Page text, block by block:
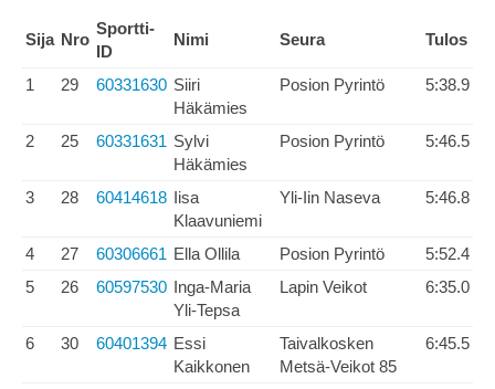
Sija Nro
Sportti-
ID
Nimi Seura Tulos
1 29 60331630 Siiri
Häkämies
Posion Pyrintö 5:38.9
2 25 60331631 Sylvi
Häkämies
Posion Pyrintö 5:46.5
3 28 60414618 Iisa
Klaavuniemi
Yli-Iin Naseva 5:46.8
4 27 60306661 Ella Ollila Posion Pyrintö
5:52.4
5
26 60597530 Inga-Maria
Yli-Tepsa
Lapin Veikot 6:35.0
6 30 60401394 Essi
Kaikkonen
Taivalkosken
Metsä-Veikot 85
6:45.5